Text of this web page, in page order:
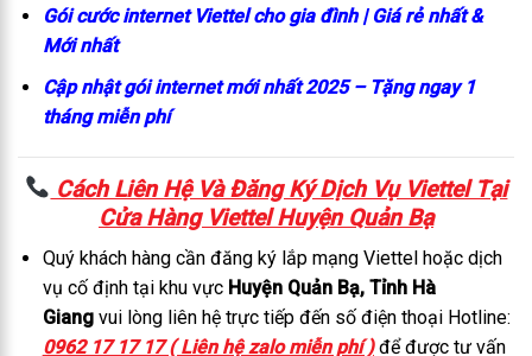
Gói cước internet Viettel cho gia đình | Giá rẻ nhất &
Mới nhất
Cập nhật gói internet mới nhất 2025 – Tặng ngay 1
tháng miễn phí
Cách Liên Hệ Và Đăng Ký Dịch Vụ Viettel Tại
Cửa Hàng Viettel Huyện Quản Bạ
Quý khách hàng cần đăng ký lắp mạng Viettel hoặc dịch
vụ cố định tại khu vực Huyện Quản Bạ, Tỉnh Hà
Giangvui lòng liên hệ trực tiếp đến số điện thoại Hotline:
0962 17 17 17 ( Liên hệ zalo miễn phí )để được tư vấn